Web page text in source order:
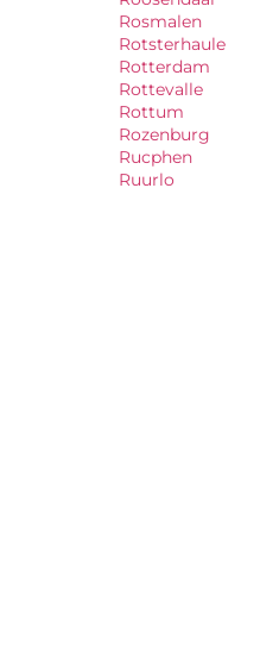
Rosmalen
Rotsterhaule
Rotterdam
Rottevalle
Rottum
Rozenburg
Rucphen
Ruurlo